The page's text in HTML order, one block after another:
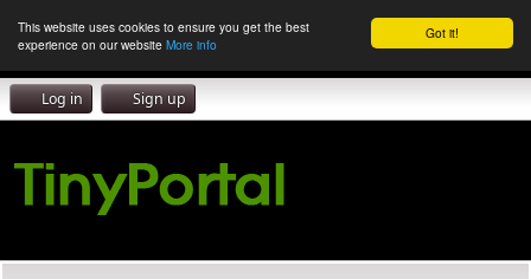
Got it!
This website uses cookies to ensure you get the best
experience on our website More info
Log in Sign up